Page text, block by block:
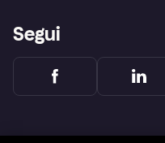
Segui